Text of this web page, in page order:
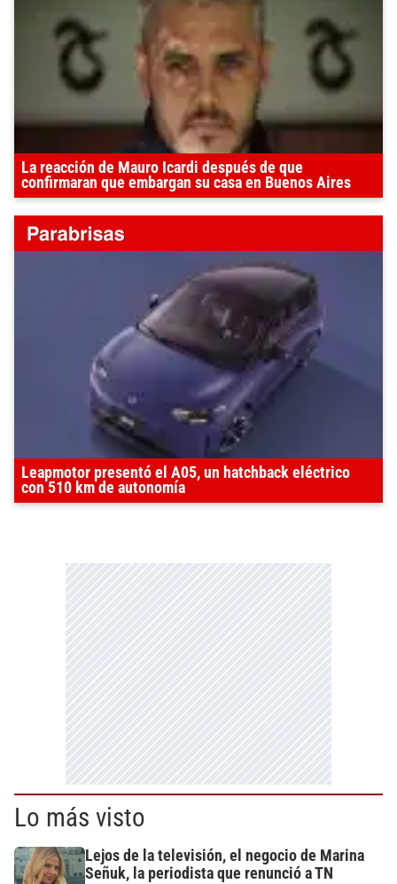
La reacción de Mauro Icardi después de que
confirmaran que embargan su casa en Buenos Aires
Leapmotor presentó el A05, un hatchback eléctrico
con 510 km de autonomía
Lo más visto
Lejos de la televisión, el negocio de Marina
Señuk, la periodista que renunció a TN